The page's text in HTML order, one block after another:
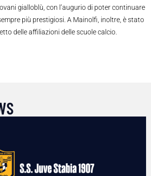
gialloblù, con l’augurio di poter continuare
più prestigiosi. A Mainolfi, inoltre, è stato
delle affiliazioni delle scuole calcio.